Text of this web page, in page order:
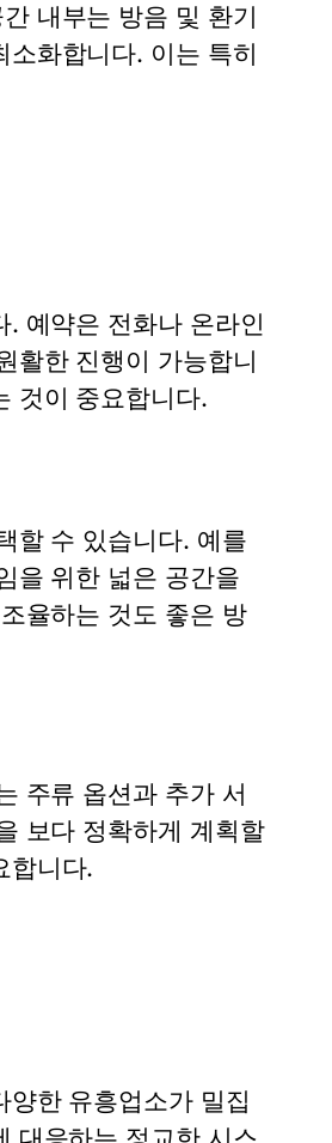
내부는 방음 및 환기
화합니다. 이는 특히
예약은 전화나 온라인
활한 진행이 가능합니
것이 중요합니다.
할 수 있습니다. 예를
을 위한 넓은 공간을
율하는 것도 좋은 방
주류 옵션과 추가 서
보다 정확하게 계획할
합니다.
한 유흥업소가 밀집